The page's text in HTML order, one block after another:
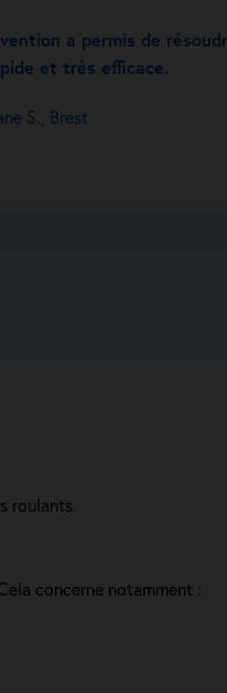
roulants.
concerne notamment :
a permis de
et très efficace.
S., Brest